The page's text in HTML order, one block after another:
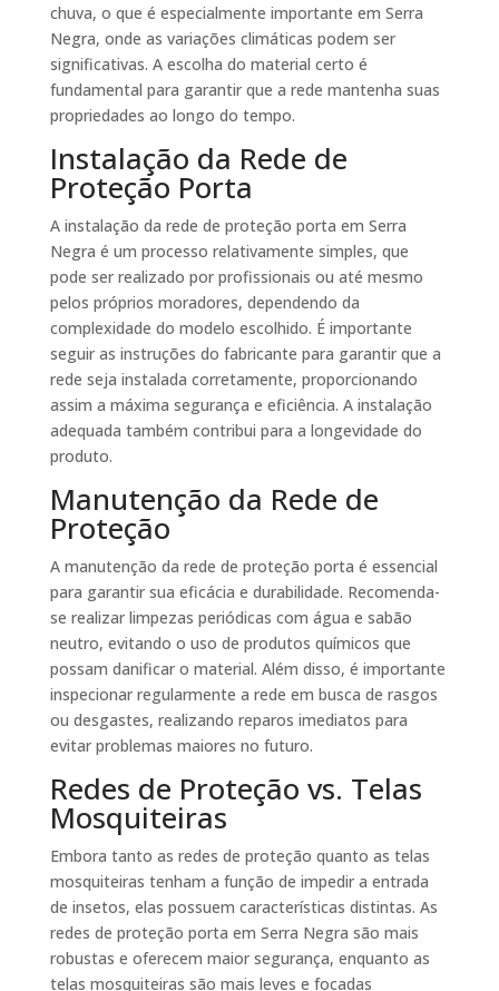
chuva, o que é especialmente importante em Serra
Negra, onde as variações climáticas podem ser
significativas. A escolha do material certo é
fundamental para garantir que a rede mantenha suas
propriedades ao longo do tempo.
Instalação da Rede de
Proteção Porta
A instalação da rede de proteção porta em Serra
Negra é um processo relativamente simples, que
pode ser realizado por profissionais ou até mesmo
pelos próprios moradores, dependendo da
complexidade do modelo escolhido. É importante
seguir as instruções do fabricante para garantir que a
rede seja instalada corretamente, proporcionando
assim a máxima segurança e eficiência. A instalação
adequada também contribui para a longevidade do
produto.
Manutenção da Rede de
Proteção
A manutenção da rede de proteção porta é essencial
para garantir sua eficácia e durabilidade. Recomenda-
se realizar limpezas periódicas com água e sabão
neutro, evitando o uso de produtos químicos que
possam danificar o material. Além disso, é importante
inspecionar regularmente a rede em busca de rasgos
ou desgastes, realizando reparos imediatos para
evitar problemas maiores no futuro.
Redes de Proteção vs. Telas
Mosquiteiras
Embora tanto as redes de proteção quanto as telas
mosquiteiras tenham a função de impedir a entrada
de insetos, elas possuem características distintas. As
redes de proteção porta em Serra Negra são mais
robustas e oferecem maior segurança, enquanto as
telas mosquiteiras são mais leves e focadas